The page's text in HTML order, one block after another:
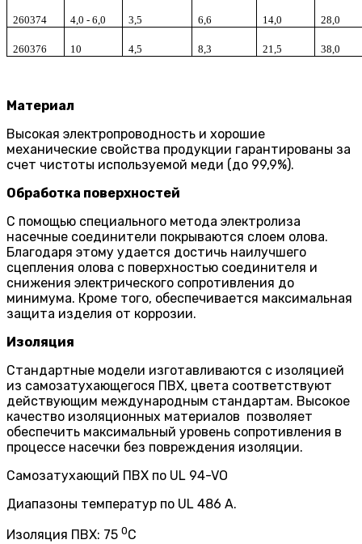
260374 4,0 - 6,0 3,5 6,6 14,0 28,0
260376 10 4,5 8,3 21,5 38,0
Материал
Высокая электропроводность и хорошие
механические свойства продукции гарантированы за
счет чистоты используемой меди (до 99,9%).
Обработка поверхностей
С помощью специального метода электролиза
насечные соединители покрываются слоем олова.
Благодаря этому удается достичь наилучшего
сцепления олова с поверхностью соединителя и
снижения электрического сопротивления до
минимума. Кроме того, обеспечивается максимальная
защита изделия от коррозии.
Изоляция
Стандартные модели изготавливаются с изоляцией
из самозатухающегося ПВХ, цвета соответствуют
действующим международным стандартам. Высокое
качество изоляционных материалов позволяет
обеспечить максимальный уровень сопротивления в
процессе насечки без повреждения изоляции.
Самозатухающий ПВХ по UL 94-VO
Диапазоны температур по UL 486 А.
Изоляция ПВХ: 75 0С